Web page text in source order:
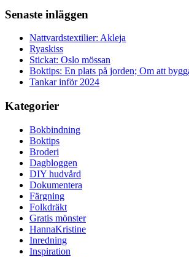
Senaste inläggen
Nattvardstextilier: Akleja
Ryaskiss
Stickat: Oslo mössan
Boktips: En plats på jorden; Om att
Tankar inför 2024
Kategorier
Bokbindning
Boktips
Broderi
Dagbloggen
DIY hudvård
Dokumentera
Färgning
Folkdräkt
Gratis mönster
HannaKristine
Inredning
Inspiration